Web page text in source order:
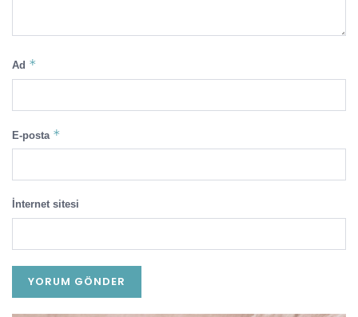
Ad *
E-posta *
İnternet sitesi